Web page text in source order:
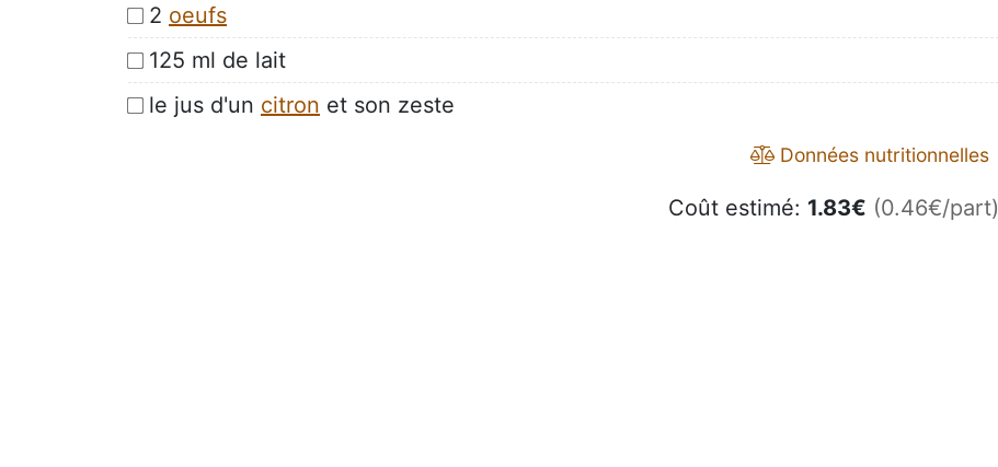
2 oeufs
125 ml de lait
le jus d'un citron et son zeste
Données nutritionnelles
Coût estimé: 1.83€ (0.46€/part)